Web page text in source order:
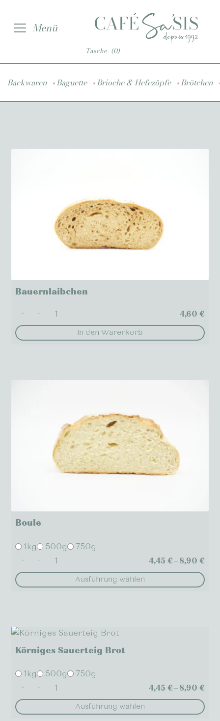
Navigation
InhaltMenü
Tasche (0)
Backwaren •Baguette •Brioche & Hefezöpfe •Brötchen
Bauernlaibchen
+ - 4,60€
In den Warenkorb
Boule
1kg 500g 750g
+ - 4,45€–8,90€
Ausführung wählen
mehrere
auf.
Optionen
können
auf
der
Körniges Sauerteig Brot
1kg 500g 750g
+ - 4,45€–8,90€
Ausführung wählen